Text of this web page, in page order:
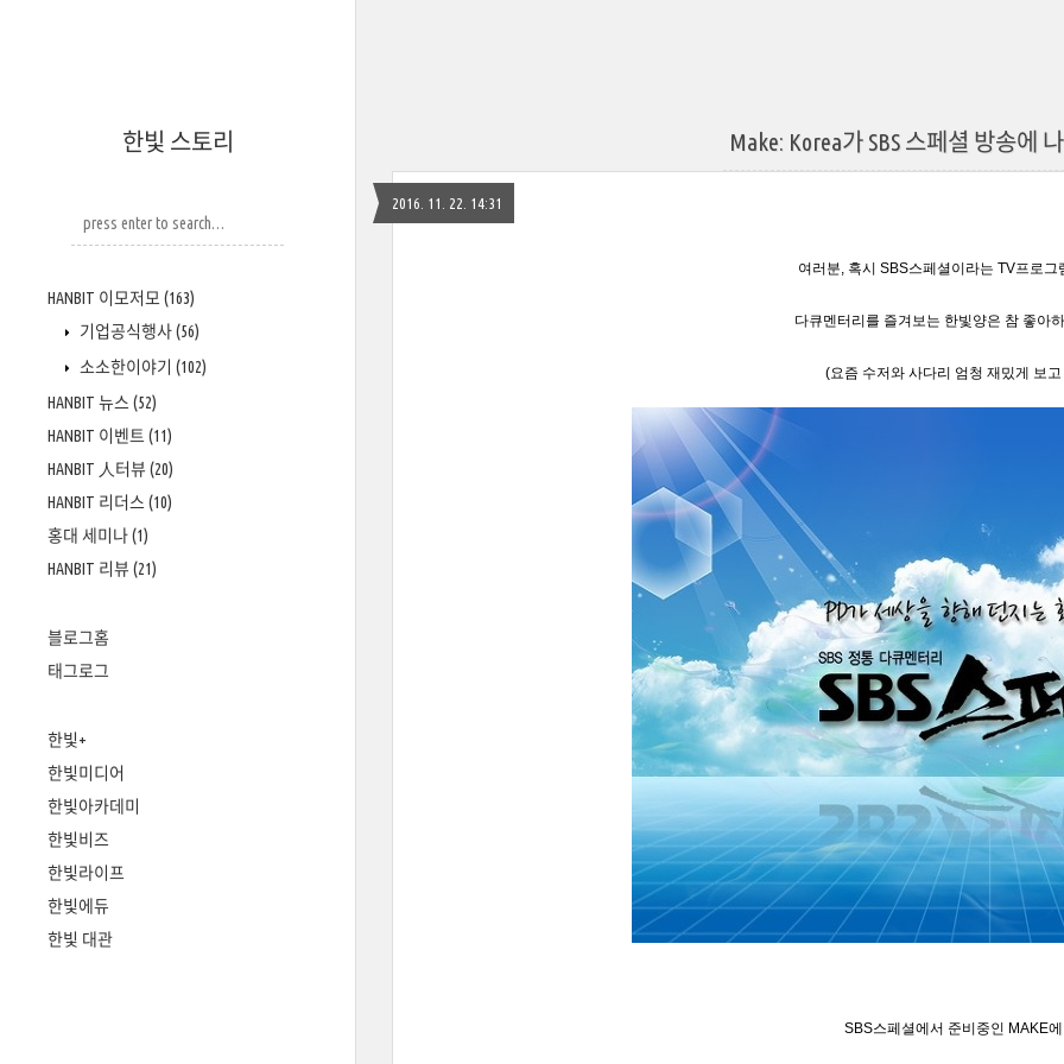
한빛 스토리
HANBIT 이모저모 (163)
기업공식행사(56)
소소한이야기 (102)
HANBIT 뉴스 (52)
HANBIT 이벤트 (11)
HANBIT 人터뷰 (20)
HANBIT 리더스 (10)
홍대 세미나(1)
HANBIT 리뷰 (21)
블로그홈
태그로그
한빛+
한빛미디어
한빛아카데미
한빛비즈
한빛라이프
한빛에듀
한빛 대관
Make: Korea가 SBS 스페셜 방송에
2016. 11. 22. 14:31
여러분, 혹시 SBS스페셜이라는 TV프로그
다큐멘터리를 즐겨보는 한빛양은 참 좋아
(요즘 수저와 사다리 엄청 재밌게 보
SBS스페셜에서 준비중인 MAKE